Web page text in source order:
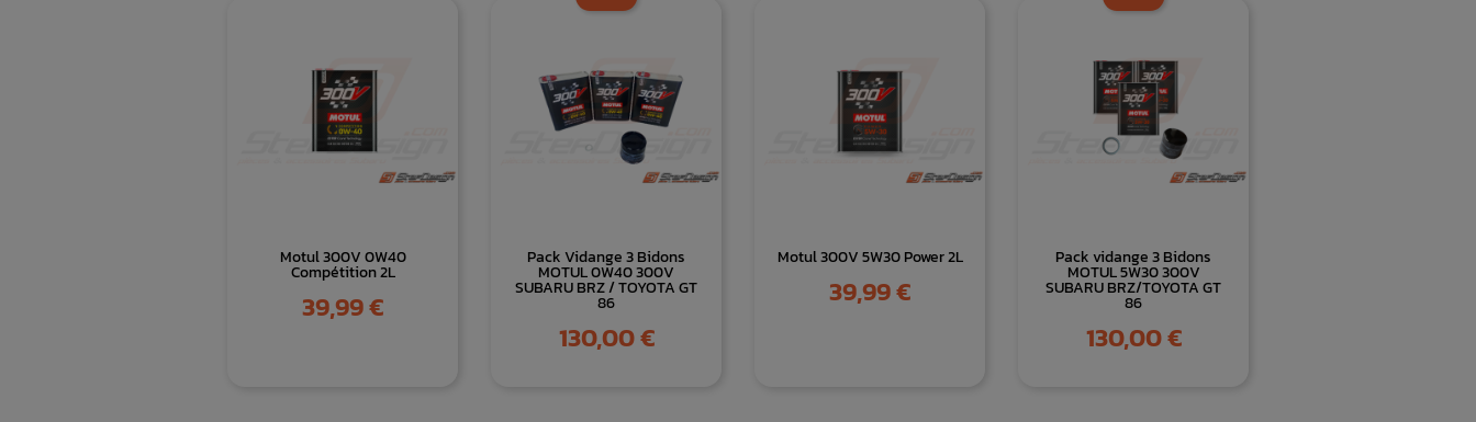
Motul 300V 0W40
Compétition 2L
Prix
39,99 €
Pack Vidange 3 Bidons
MOTUL 0W40 300V
SUBARU BRZ / TOYOTA GT
86
Prix
130,00 €
Motul 300V 5W30 Power 2L
Prix
39,99 €
Pack vidange 3 Bidons
MOTUL 5W30 300V
SUBARU BRZ/TOYOTA GT
86
Prix
130,00 €